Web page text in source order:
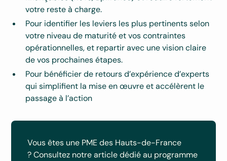
votre reste à charge.
Pour identifier les leviers les plus pertinents selon
votre niveau de maturité et vos contraintes
opérationnelles, et repartir avec une vision claire
de vos prochaines étapes.
Pour bénéficier de retours d’expérience d’experts
qui simplifient la mise en œuvre et accélèrent le
passage à l’action
Vous êtes une PME des Hauts-de-France
? Consultez notre article dédié au programme